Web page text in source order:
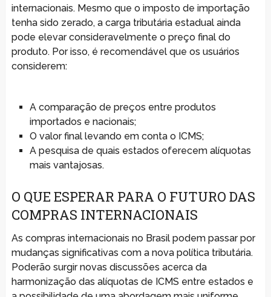
internacionais. Mesmo que o imposto de importação
tenha sido zerado, a carga tributária estadual ainda
pode elevar consideravelmente o preço final do
produto. Por isso, é recomendável que os usuários
considerem:
A comparação de preços entre produtos
importados e nacionais;
O valor final levando em conta o ICMS;
A pesquisa de quais estados oferecem alíquotas
mais vantajosas.
O QUE ESPERAR PARA O FUTURO DAS
COMPRAS INTERNACIONAIS
As compras internacionais no Brasil podem passar por
mudanças significativas com a nova política tributária.
Poderão surgir novas discussões acerca da
harmonização das alíquotas de ICMS entre estados e